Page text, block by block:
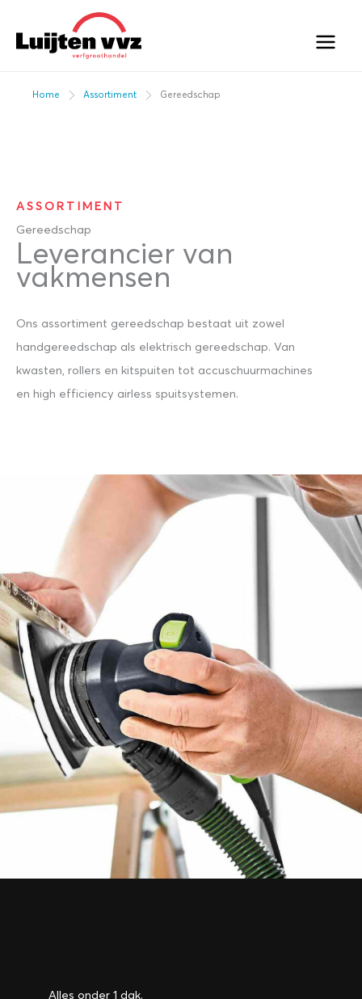
naar
Home Assortiment Gereedschap
ASSORTIMENT
Gereedschap
Leverancier van
vakmensen
Ons assortiment gereedschap bestaat uit zowel
handgereedschap als elektrisch gereedschap. Van
kwasten, rollers en kitspuiten tot accuschuurmachines
en high efficiency airless spuitsystemen.
Alles onder 1 dak.